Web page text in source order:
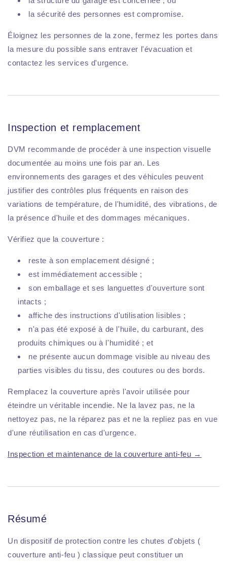
la sécurité des personnes est compromise.
Éloignez les personnes de la zone, fermez les portes dans
la mesure du possible sans entraver l'évacuation et
contactez les services d'urgence.
Inspection et remplacement
DVM recommande de procéder à une inspection visuelle
documentée au moins une fois par an. Les
environnements des garages et des véhicules peuvent
justifier des contrôles plus fréquents en raison des
variations de température, de l'humidité, des vibrations, de
la présence d'huile et des dommages mécaniques.
Vérifiez que la couverture :
reste à son emplacement désigné ;
est immédiatement accessible ;
son emballage et ses languettes d'ouverture sont
intacts ;
affiche des instructions d'utilisation lisibles ;
n'a pas été exposé à de l'huile, du carburant, des
produits chimiques ou à l'humidité ; et
ne présente aucun dommage visible au niveau des
parties visibles du tissu, des coutures ou des bords.
Remplacez la couverture après l'avoir utilisée pour
éteindre un véritable incendie. Ne la lavez pas, ne la
nettoyez pas, ne la réparez pas et ne la repliez pas en vue
d'une réutilisation en cas d'urgence.
Inspection et maintenance de la couverture anti-feu →
Résumé
Un dispositif de protection contre les chutes d'objets (
couverture anti-feu ) classique peut constituer un